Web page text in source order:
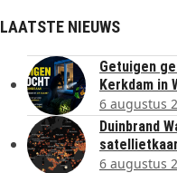
LAATSTE NIEUWS
Getuigen
Kerkdam in
6 augustus
Duinbrand
6 augustus